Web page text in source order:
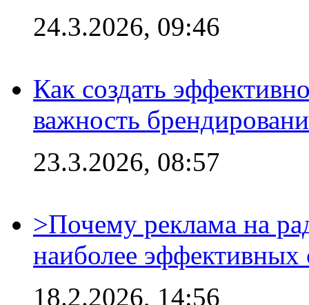
24.3.2026, 09:46
Как создать
важность
23.3.2026, 08:57
>Почему реклама на
наиболее эффективных
18.2.2026, 14:56